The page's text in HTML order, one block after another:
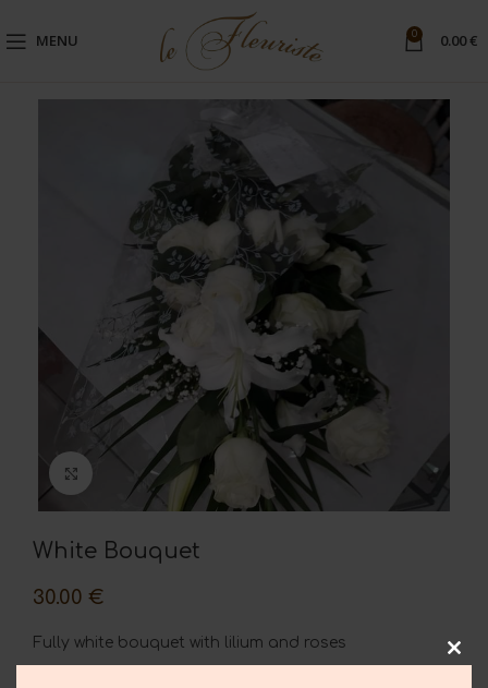
MENU 0 0.00€
Click to enlarge
White Bouquet
30.00 €
Fully white bouquet with lilium and roses